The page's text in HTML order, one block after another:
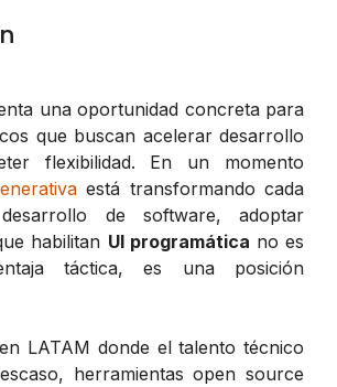
una oportunidad concreta para
que buscan acelerar desarrollo
flexibilidad. En un momento
está transformando cada
de software, adoptar
habilitan UI programática no es
táctica, es una posición
LATAM donde el talento técnico
herramientas open source